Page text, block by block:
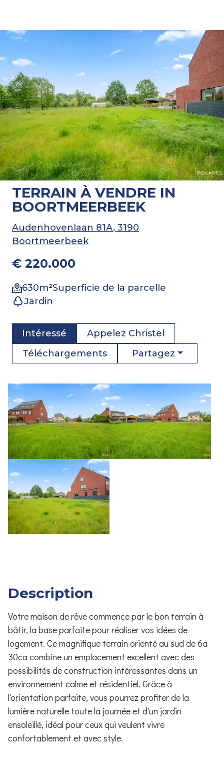
TERRAIN À VENDRE IN
BOORTMEERBEEK
Audenhovenlaan 81A, 3190
Boortmeerbeek
€ 220.000
630m²Superficie de la parcelle
Jardin
Intéressé Appelez Christel
Téléchargements
Partagez
Description
Votre maison de rêve commence par le bon terrain à
bâtir, la base parfaite pour réaliser vos idées de
logement. Ce magnifique terrain orienté au sud de 6a
30ca combine un emplacement excellent avec des
possibilités de construction intéressantes dans un
environnement calme et résidentiel. Grâce à
l'orientation parfaite, vous pourrez profiter de la
lumière naturelle toute la journée et d'un jardin
ensoleillé, idéal pour ceux qui veulent vivre
confortablement et avec style.